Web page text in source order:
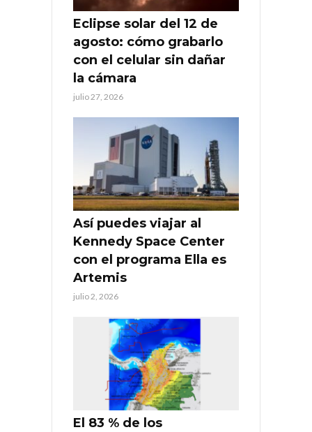
Eclipse solar del 12 de
agosto: cómo grabarlo
con el celular sin dañar
la cámara
julio 27, 2026
Así puedes viajar al
Kennedy Space Center
con el programa Ella es
Artemis
julio 2, 2026
El 83 % de los